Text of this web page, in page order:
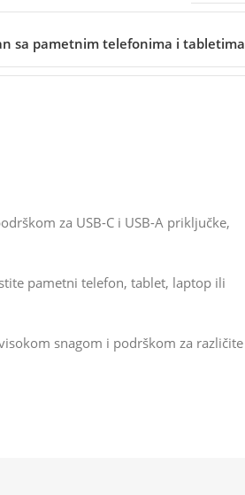
sa pametnim telefonima i tabletima
za USB-C i USB-A priključke,
pametni telefon, tablet, laptop ili
snagom i podrškom za različite